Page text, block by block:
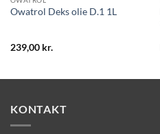
Owatrol Deks olie D.1 1L
239,00 kr.
KONTAKT